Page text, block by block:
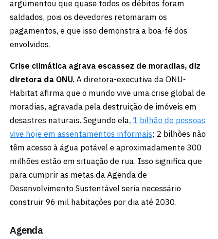
argumentou que quase todos os débitos foram
saldados, pois os devedores retomaram os
pagamentos, e que isso demonstra a boa-fé dos
envolvidos.
Crise climática agrava escassez de moradias, diz
diretora da ONU.A diretora-executiva da ONU-
Habitat afirma que o mundo vive uma crise global de
moradias, agravada pela destruição de imóveis em
desastres naturais. Segundo ela,1 bilhão de pessoas
vive hoje em assentamentos informais; 2 bilhões não
têm acesso à água potável e aproximadamente 300
milhões estão em situação de rua. Isso significa que
para cumprir as metas da Agenda de
Desenvolvimento Sustentável seria necessário
construir 96 mil habitações por dia até 2030.
Agenda